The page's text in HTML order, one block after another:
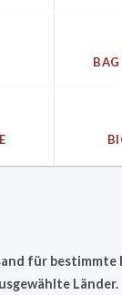
BAG
für bestimmte
Länder.